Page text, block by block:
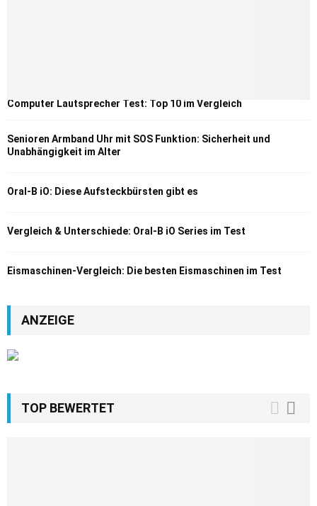
Computer Lautsprecher Test: Top 10 im Vergleich
Senioren Armband Uhr mit SOS Funktion: Sicherheit und
Unabhängigkeit im Alter
Oral-B iO: Diese Aufsteckbürsten gibt es
Vergleich & Unterschiede: Oral-B iO Series im Test
Eismaschinen-Vergleich: Die besten Eismaschinen im Test
ANZEIGE
TOP BEWERTET